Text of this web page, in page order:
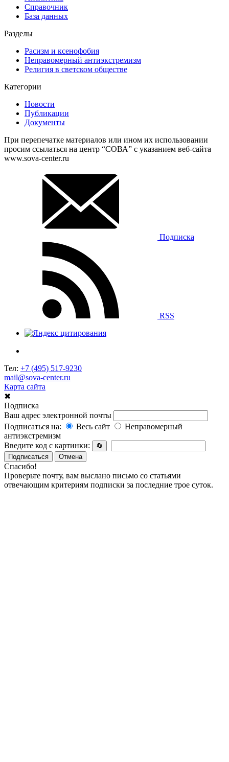
Справочник
База данных
Разделы
Расизм и ксенофобия
Неправомерный антиэкстремизм
Религия в светском обществе
Категории
Новости
Публикации
Документы
При перепечатке материалов или ином их использовании
просим ссылаться на центр “СОВА” с указанием веб-сайта
www.sova-center.ru
Подписка
RSS
Тел: +7 (495) 517-9230
mail@sova-center.ru
Карта сайта
✖
Подписка
Ваш адрес электронной почты
Подписаться на:
Весь сайт
Неправомерный
антиэкстремизм
Введите код с картинки:
🔄
Подписаться
Отмена
Спасибо!
Проверьте почту, вам выслано письмо со статьями
отвечающим критериям подписки за последние трое суток.